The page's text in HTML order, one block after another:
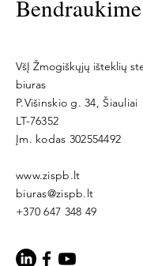
VšĮ Žmogiškųjų išteklių
biuras
P.Višinskio g. 34, Šiauliai
LT-76352
Įm. kodas 302554492
www.zispb.lt
biuras@zispb.lt
+370 647 348 49